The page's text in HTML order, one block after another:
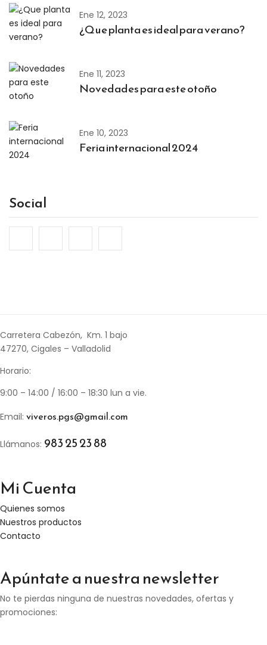
Ene 12, 2023
¿Que planta es ideal para verano?
Ene 11, 2023
Novedades para este otoño
Ene 10, 2023
Feria internacional 2024
Social
Carretera Cabezón, Km. 1 bajo
47270, Cigales – Valladolid
Horario:
9:00 – 14:00 / 16:00 – 18:30 lun a vie.
Email: viveros.pgs@gmail.com
Llámanos: 983 25 23 88
Mi Cuenta
Quienes somos
Nuestros productos
Contacto
Apúntate a nuestra newsletter
No te pierdas ninguna de nuestras novedades, ofertas y
promociones: